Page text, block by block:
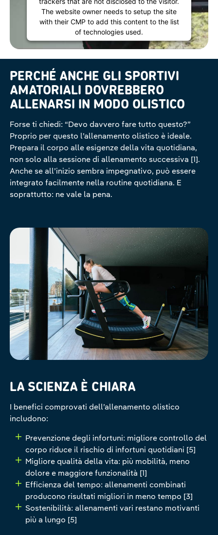
The website owner needs to setup the site
with their CMP to add this content to the list
of technologies used.
Powered byUsercentrics Consent
Management Platform
PERCHÉ ANCHE GLI SPORTIVI
AMATORIALI DOVREBBERO
ALLENARSI IN MODO OLISTICO
Forse ti chiedi: “Devo davvero fare tutto questo?”
Proprio per questo l’allenamento olistico è ideale.
Prepara il corpo alle esigenze della vita quotidiana,
non solo alla sessione di allenamento successiva [1].
Anche se all’inizio sembra impegnativo, può essere
integrato facilmente nella routine quotidiana. E
soprattutto: ne vale la pena.
LA SCIENZA È CHIARA
I benefici comprovati dell’allenamento olistico
includono:
Prevenzione degli infortuni: migliore controllo del
corpo riduce il rischio di infortuni quotidiani [5]
Migliore qualità della vita: più mobilità, meno
dolore e maggiore funzionalità [1]
Efficienza del tempo: allenamenti combinati
producono risultati migliori in meno tempo [3]
Sostenibilità: allenamenti vari restano motivanti
più a lungo [5]